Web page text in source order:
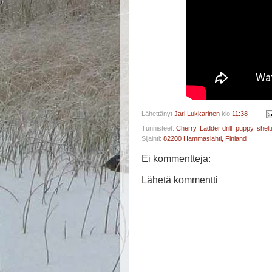
Lähettänyt Jari Lukkarinen klo 11:38
Tunnisteet: Cherry, Ladder drill puppy,
Sijainti: 82200 Hammaslahti, Finland
Ei kommentteja:
Lähetä kommentti